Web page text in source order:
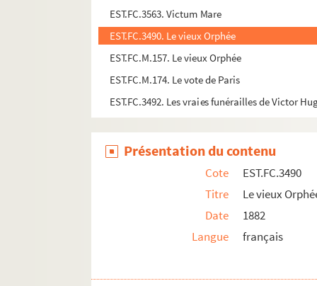
EST.FC.3563. Victum Mare
EST.FC.3490. Le vieux Orphée
EST.FC.M.157. Le vieux Orphée
EST.FC.M.174. Le vote de Paris
EST.FC.3492. Les vraies funérailles de Victor
Présentation du contenu
Cote
EST.FC.3490
Titre
Le vieux
Date
1882
Langue
français